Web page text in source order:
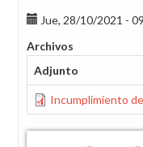
Jue, 28/10/2021 -
Archivos
Adjunto
Incumplimiento